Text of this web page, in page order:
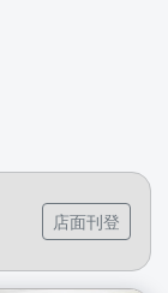
店面刊登